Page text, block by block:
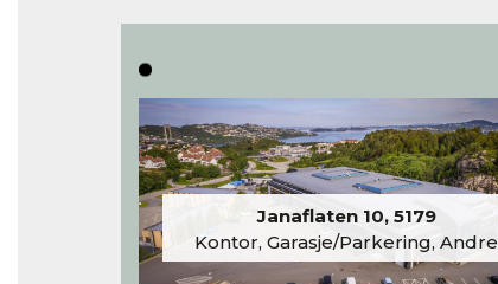
Janaflaten 10, 5179
Kontor, Garasje/Parkering, Andre